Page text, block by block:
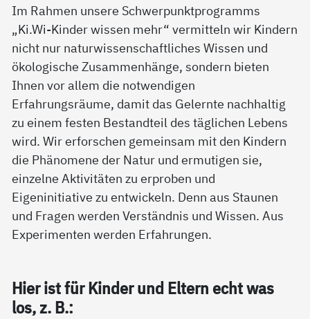
Im Rahmen unsere Schwerpunktprogramms
„Ki.Wi-Kinder wissen mehr“ vermitteln wir Kindern
nicht nur naturwissenschaftliches Wissen und
ökologische Zusammenhänge, sondern bieten
Ihnen vor allem die notwendigen
Erfahrungsräume, damit das Gelernte nachhaltig
zu einem festen Bestandteil des täglichen Lebens
wird. Wir erforschen gemeinsam mit den Kindern
die Phänomene der Natur und ermutigen sie,
einzelne Aktivitäten zu erproben und
Eigeninitiative zu entwickeln. Denn aus Staunen
und Fragen werden Verständnis und Wissen. Aus
Experimenten werden Erfahrungen.
Hier ist für Kin­der und El­tern echt was
los, z. B.: